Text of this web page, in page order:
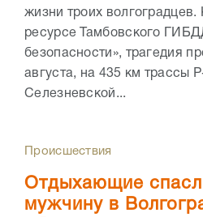
жизни троих
ресурсе Тамбовского
безопасности», трагедия
августа, на 435 км трассы
Селезневской...
Происшествия
Отдыхающие
мужчину в